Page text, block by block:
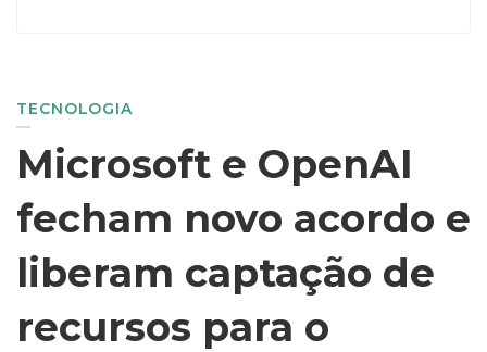
TECNOLOGIA
Microsoft e OpenAI
fecham novo acordo e
liberam captação de
recursos para o